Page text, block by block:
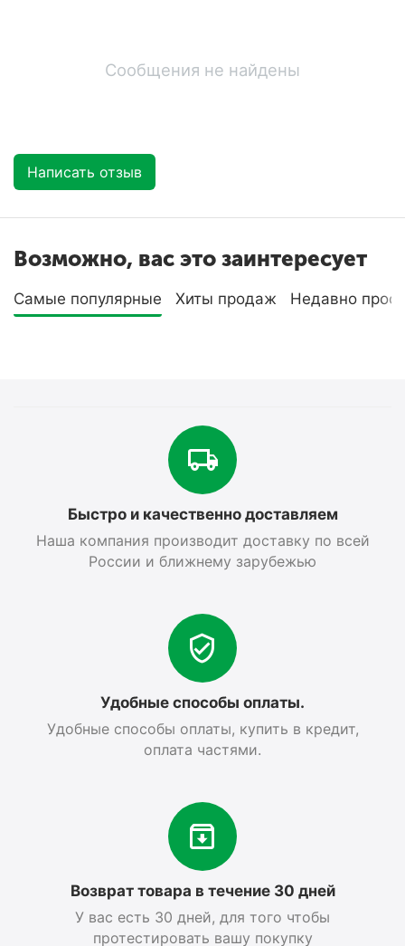
Сообщения не найдены
Написать отзыв
Возможно, вас это заинтересует
Самые популярные Хиты продаж Недавно
Быстро и качественно доставляем
Наша компания производит доставку по всей
России и ближнему зарубежью
Удобные способы оплаты.
Удобные способы оплаты, купить в кредит,
оплата частями.
Возврат товара в течение 30 дней
У вас есть 30 дней, для того чтобы
протестировать вашу покупку